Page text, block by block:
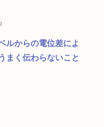
ルからの電位差によ
まく伝わらないこと